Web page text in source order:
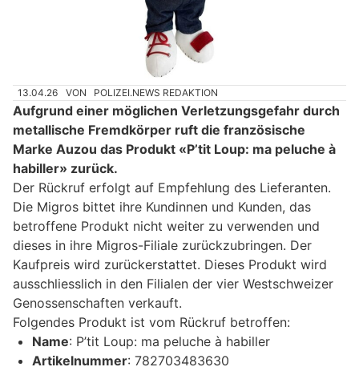
13.04.26 VON POLIZEI.NEWS REDAKTION
Aufgrund einer möglichen Verletzungsgefahr durch
metallische Fremdkörper ruft die französische
Marke Auzou das Produkt «P’tit Loup: ma peluche à
habiller» zurück.
Der Rückruf erfolgt auf Empfehlung des Lieferanten.
Die Migros bittet ihre Kundinnen und Kunden, das
betroffene Produkt nicht weiter zu verwenden und
dieses in ihre Migros-Filiale zurückzubringen. Der
Kaufpreis wird zurückerstattet. Dieses Produkt wird
ausschliesslich in den Filialen der vier Westschweizer
Genossenschaften verkauft.
Folgendes Produkt ist vom Rückruf betroffen:
Name: P’tit Loup: ma peluche à habiller
Artikelnummer: 782703483630